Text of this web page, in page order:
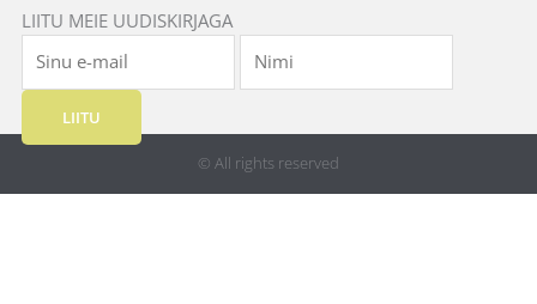
LIITU MEIE UUDISKIRJAGA
LIITU
© All rights reserved